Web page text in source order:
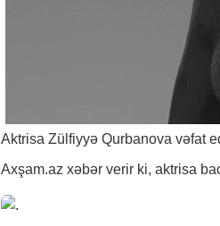
Aktrisa Zülfiyyə Qurbanova vəfat
Axşam.az xəbər verir ki, aktrisa